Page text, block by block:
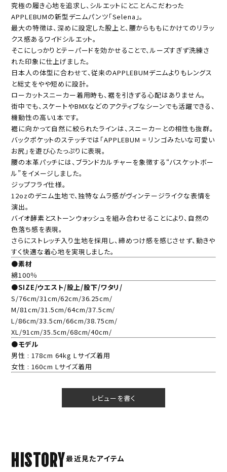
究極の履き心地を追求し、シルエットにとことんこだわった
APPLEBUMの新型デニムパンツ「Selena」。
最大の特徴は、深めに設定した股上と、腰からももにかけてのリラッ
クス感あるワイドシルエット。
そこにしっかりとテーパードを効かせることで、ルーズすぎず洗練さ
れた印象に仕上げました。
日本人の体型に合わせて、従来のAPPLEBUMデニムよりもレングス
と総丈をやや短めに設計。
ローカットスニーカー着用時も、裾を引きずる心配はありません。
街中でも、スケートやBMXなどのアクティブなシーンでも活躍できる、
機動性の高い1本です。
裾に向かって自然に絞られたラインは、スニーカーとの相性も抜群。
バックポケットのステッチでは「APPLEBUM = リンゴみたいな可愛い
お尻」を遊び心たっぷりに表現。
腰の本革パッチには、ブランドカルチャーを象徴する“バスケットボー
ル”をイメージしました。
ジップフライ仕様。
12ozのデニム生地で、独特なムラ感がヴィンテージライクな表情を
演出。
バイオ酵素とストーンウォッシュを組み合わせることにより、自然の
色落ち感を表現。
さらにストレッチ入り生地を採用し、締めつけ感を感じさせず、動きや
すく快適な着心地を実現しました。
●素材
綿100％
●SIZE/ウエスト/股上/股下/ワタリ/
S/76cm/31cm/62cm/36.25cm/
M/81cm/31.5cm/64cm/37.5cm/
L/86cm/33.5cm/66cm/38.75cm/
XL/91cm/35.5cm/68cm/40cm/
●モデル
男性 : 178cm 64kg Lサイズ着用
女性 : 160cm Lサイズ着用
レビューを書く
HISTORY最近見たアイテム